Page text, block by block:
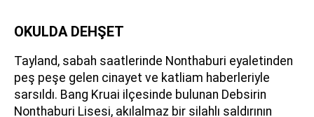
OKULDA DEHŞET
Tayland, sabah saatlerinde Nonthaburi eyaletinden
peş peşe gelen cinayet ve katliam haberleriyle
sarsıldı. Bang Kruai ilçesinde bulunan Debsirin
Nonthaburi Lisesi, akılalmaz bir silahlı saldırının